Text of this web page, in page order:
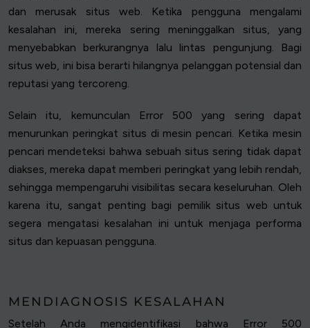
dan merusak situs web. Ketika pengguna mengalami
kesalahan ini, mereka sering meninggalkan situs, yang
menyebabkan berkurangnya lalu lintas pengunjung. Bagi
situs web, ini bisa berarti hilangnya pelanggan potensial dan
reputasi yang tercoreng.
Selain itu, kemunculan Error 500 yang sering dapat
menurunkan peringkat situs di mesin pencari. Ketika mesin
pencari mendeteksi bahwa sebuah situs sering tidak dapat
diakses, mereka dapat memberi peringkat yang lebih rendah,
sehingga mempengaruhi visibilitas secara keseluruhan. Oleh
karena itu, sangat penting bagi pemilik situs web untuk
segera mengatasi kesalahan ini untuk menjaga performa
situs dan kepuasan pengguna.
MENDIAGNOSIS KESALAHAN
Setelah Anda mengidentifikasi bahwa Error 500